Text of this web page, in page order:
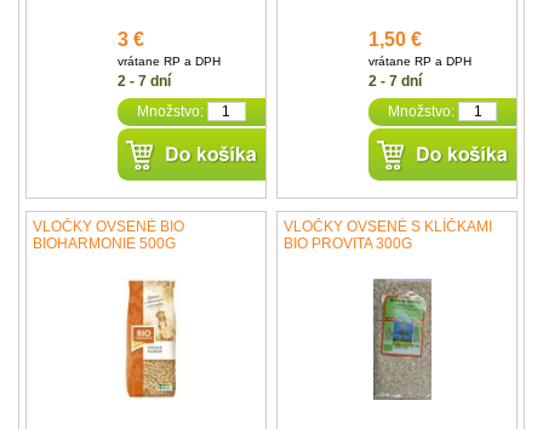
3 €
vrátane RP a DPH
2 - 7 dní
Množstvo:
1,50 €
vrátane RP a DPH
2 - 7 dní
Množstvo:
VLOČKY OVSENÉ BIO
BIOHARMONIE 500G
VLOČKY OVSENÉ S KLÍČKAMI
BIO PROVITA 300G